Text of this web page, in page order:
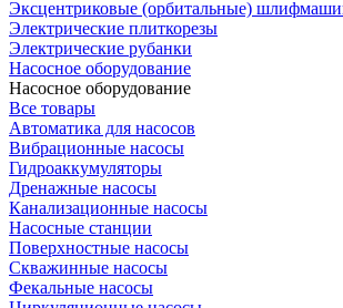
Эксцентриковые (орбитальные)
Электрические плиткорезы
Электрические рубанки
Насосное оборудование
Насосное оборудование
Все товары
Автоматика для насосов
Вибрационные насосы
Гидроаккумуляторы
Дренажные насосы
Канализационные насосы
Насосные станции
Поверхностные насосы
Скважинные насосы
Фекальные насосы